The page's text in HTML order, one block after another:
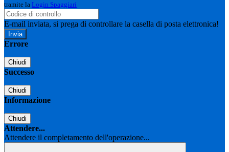
tramite la Login Spaggiari
E-mail inviata, si prega di controllare la casella di posta elettronica!
Errore
Chiudi
Successo
Chiudi
Informazione
Chiudi
Attendere...
Attendere il completamento dell'operazione...